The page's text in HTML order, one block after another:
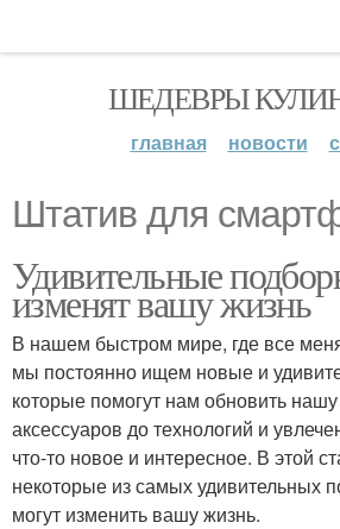
ШЕДЕВРЫ
главная новости
Штатив для
Удивительные
изменят вашу жизнь
В нашем быстром мире, где все
мы постоянно ищем новые и
которые помогут нам обновить
аксессуаров до технологий и
что-то новое и интересное. В этой
некоторые из самых удивительных
могут изменить вашу жизнь.